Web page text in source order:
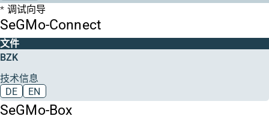
调试向导
SeGMo-Connect
文件
BZK
技术信息
DE
EN
SeGMo-Box